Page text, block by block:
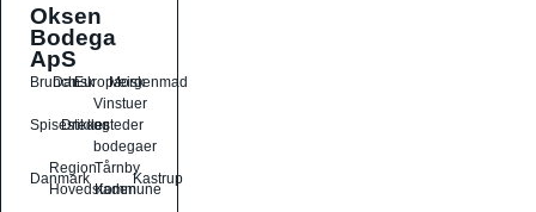
Oksen
Bodega
ApS
Brunch
DanskEuropæiskMorgenmad
Spisesteder
Drikkesteder
Vinstuer
og
bodegaer
Danmark
Region
Hovedstaden
Tårnby
Kommune
Kastrup